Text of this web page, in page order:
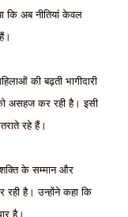
कि अब नीतियां केवल
की बढ़ती भागीदारी
असहज कर रही है। इसी
रहे हैं।
के सम्मान और
रही है। उन्होंने कहा कि
है।